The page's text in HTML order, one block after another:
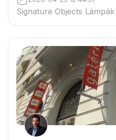
Signature Objects